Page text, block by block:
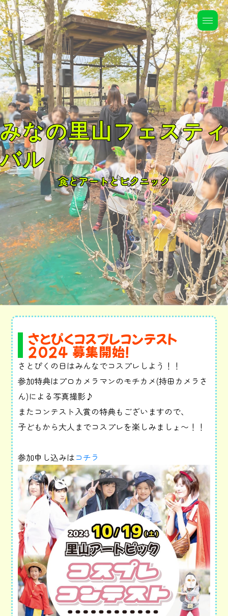
みなの里山フェスティ
バル
食とアートとピクニック
さとぴくコスプレコンテスト
2024 募集開始！
さとぴくの日はみんなでコスプレしよう！！
参加特典はプロカメラマンのモチカメ(持田カメラさ
ん)による写真撮影♪
またコンテスト入賞の特典もございますので、
子どもから大人までコスプレを楽しみましょ〜！！
参加申し込みはコチラ